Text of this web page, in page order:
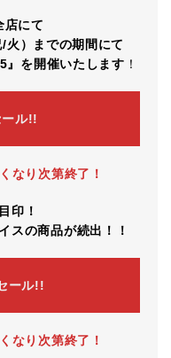
店にて
/火）までの期間にて
』を開催いたします ！
ル!!
なり次第終了！
印！
スの商品が続出！！
ール!!
なり次第終了！